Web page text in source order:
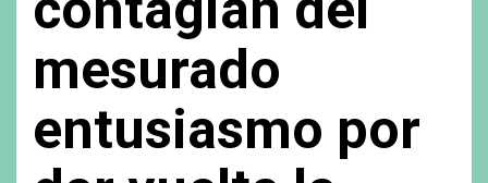
mesurado
entusiasmo por